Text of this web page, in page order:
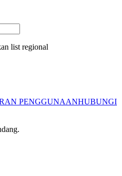
list regional
PENGGUNAANHUBUNGI